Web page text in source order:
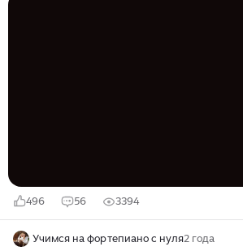
496 56 3394
Учимся на фортепиано с нуля2 года